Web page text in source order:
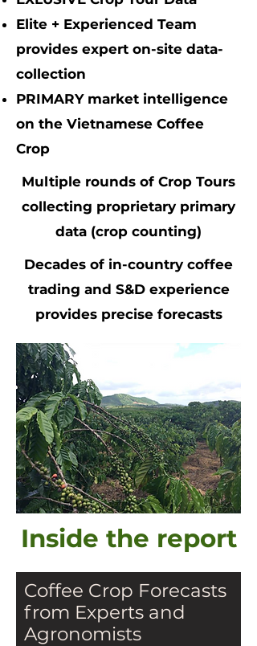
Elite + Experienced Team
provides expert on-site data-
collection
PRIMARY market intelligence
on the Vietnamese Coffee
Crop
Multiple rounds of Crop Tours
collecting proprietary primary
data (crop counting)
Decades of in-country coffee
trading and S&D experience
provides precise forecasts
Inside the report
Coffee Crop Forecasts
from Experts and
Agronomists